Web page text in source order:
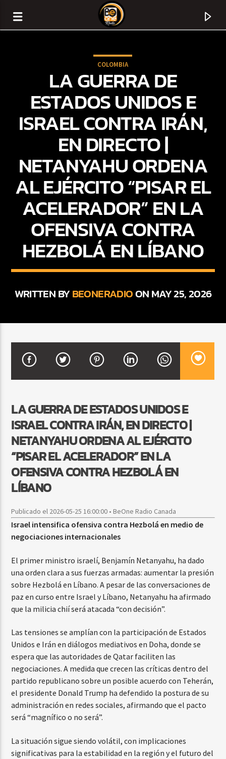
CURRENT TRACK
TITLE
ARTIST
CURRENT SHOW
9:00 PM 12:00 AM
Beone Radio
COLOMBIA
LA GUERRA DE
ESTADOS UNIDOS E
ISRAEL CONTRA IRÁN,
EN DIRECTO |
NETANYAHU ORDENA
AL EJÉRCITO “PISAR EL
ACELERADOR” EN LA
OFENSIVA CONTRA
HEZBOLÁ EN LÍBANO
WRITTEN BYBEONERADIOON MAY 25, 2026
LA GUERRA DE ESTADOS UNIDOS E
ISRAEL CONTRA IRÁN, EN DIRECTO |
NETANYAHU ORDENA AL EJÉRCITO
“PISAR EL ACELERADOR” EN LA
OFENSIVA CONTRA HEZBOLÁ EN
LÍBANO
Publicado el 2026-05-25 16:00:00 • BeOne Radio Canada
Israel intensifica ofensiva contra Hezbolá en medio de
negociaciones internacionales
El primer ministro israelí, Benjamín Netanyahu, ha dado
una orden clara a sus fuerzas armadas: aumentar la presión
sobre Hezbolá en Líbano. A pesar de las conversaciones de
paz en curso entre Israel y Líbano, Netanyahu ha afirmado
que la milicia chií será atacada “con decisión”.
Las tensiones se amplían con la participación de Estados
Unidos e Irán en diálogos mediativos en Doha, donde se
espera que las autoridades de Qatar faciliten las
negociaciones. A medida que crecen las críticas dentro del
partido republicano sobre un posible acuerdo con Teherán,
el presidente Donald Trump ha defendido la postura de su
administración en redes sociales, afirmando que el pacto
será “magnífico o no será”.
La situación sigue siendo volátil, con implicaciones
significativas para la estabilidad en la región y el futuro del